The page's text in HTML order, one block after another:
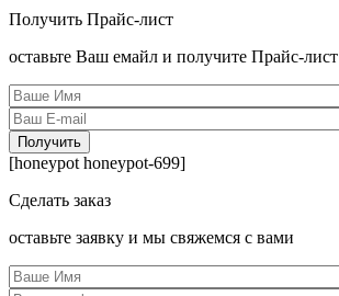
Получить Прайс-лист
оcтавьте Ваш емайл и получите Прайс-лист
[honeypot honeypot-699]
Сделать заказ
оcтавьте заявку и мы свяжемся с вами